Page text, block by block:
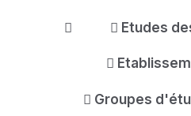
Etudes
Groupes